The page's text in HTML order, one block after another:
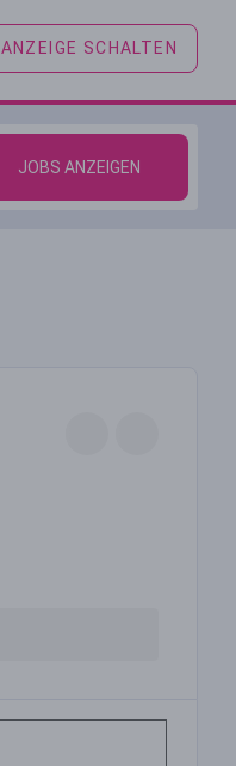
ANZEIGE SCHALTEN
JOBS ANZEIGEN